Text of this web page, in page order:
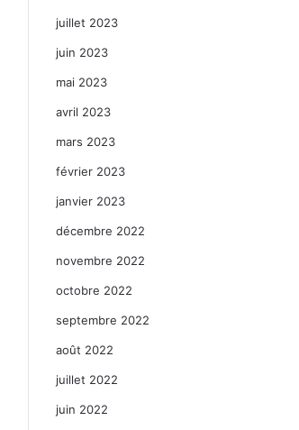
juillet 2023
juin 2023
mai 2023
avril 2023
mars 2023
février 2023
janvier 2023
décembre 2022
novembre 2022
octobre 2022
septembre 2022
août 2022
juillet 2022
juin 2022